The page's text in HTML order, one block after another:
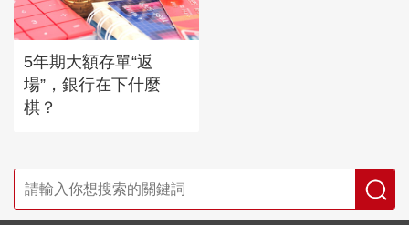
5年期大額存單“返
場”，銀行在下什麼
棋？